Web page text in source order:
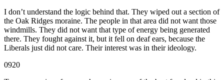
I don’t understand the logic behind that. They wiped out a section of
the Oak Ridges moraine. The people in that area did not want those
windmills. They did not want that type of energy being generated
there. They fought against it, but it fell on deaf ears, because the
Liberals just did not care. Their interest was in their ideology.
0920